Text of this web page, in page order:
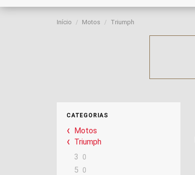
Início Motos Triumph
CATEGORIAS
Motos
Triumph
3
0
5 0